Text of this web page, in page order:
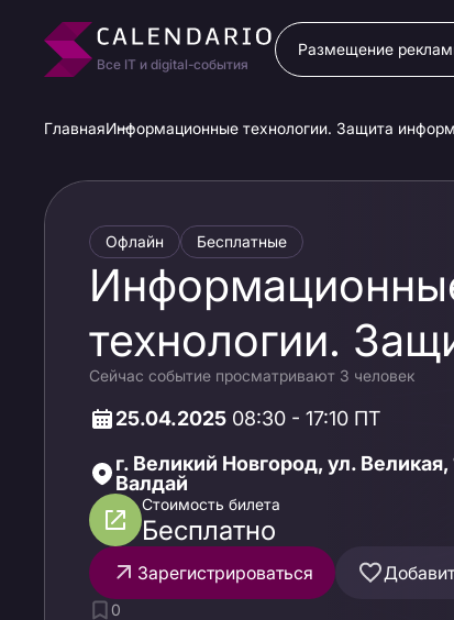
Все IT и digital-события
Размещение
ГлавнаяИнформационные технологии. Защита
Офлайн Бесплатные
технологии.
информации.
Новгород
Сейчас событие просматривают 3 человек
25.04.2025 08:30 - 17:10 ПТ
г. Великий Новгород, ул.
Валдай
Стоимость билета
Бесплатно
Зарегистрироваться
0